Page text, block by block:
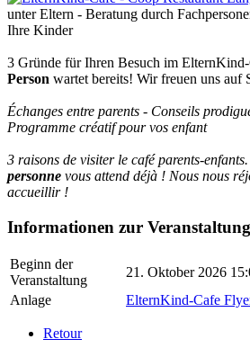
unter Eltern - Beratung durch
Ihre Kinder
3 Gründe für Ihren Besuch im
Person wartet bereits! Wir freuen uns auf
Échanges entre parents - Conseils
Programme créatif pour vos enfant
3 raisons de visiter le café parents-enfants.
personne vous attend déjà ! Nous nous
accueillir !
Informationen zur Veranstaltung
Beginn der
Veranstaltung
21. Oktober 2026
Anlage
ElternKind-Cafe
Retour